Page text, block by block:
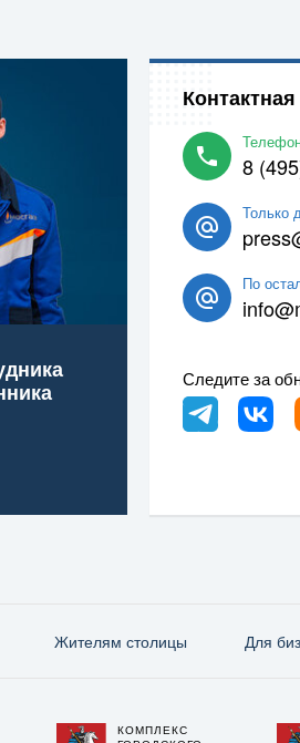
8
Только
По
Следите за
Жителям столицы Для
КОМПЛЕКС